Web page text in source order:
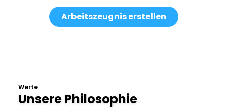
Arbeitszeugnis erstellen
Werte
Unsere Philosophie